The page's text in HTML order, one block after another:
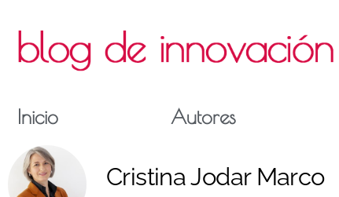
Inicio Autores
Cristina Jodar Marco